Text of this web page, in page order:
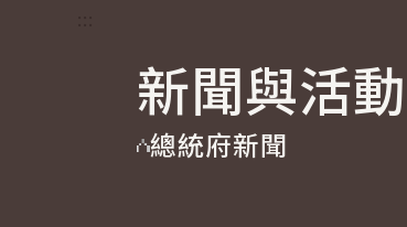
國家氣候變遷對策委員會
重要談話
總統府新聞
影音頻道
賴清德總統
參觀資訊新聞與活動
總統府新聞